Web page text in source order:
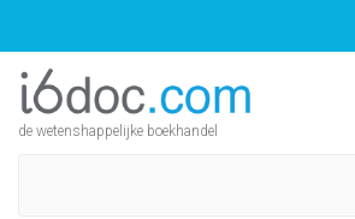
de wetenshappelijke boekhandel